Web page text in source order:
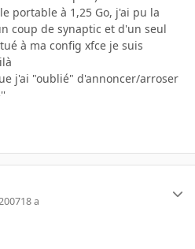
portable à 1,25 Go, j'ai pu la
coup de synaptic et d'un seul
à ma config xfce je suis
j'ai "oublié" d'annoncer/arroser
18 a